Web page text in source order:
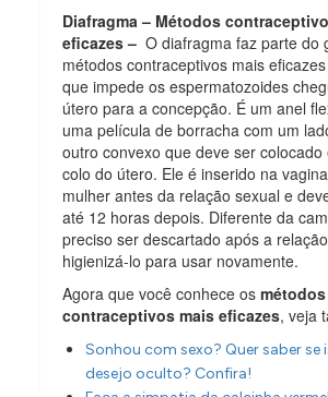
Diafragma – Métodos
eficazes – O diafragma faz parte do
métodos contraceptivos mais
que impede os espermatozoides
útero para a concepção. É um anel
uma película de borracha com um
outro convexo que deve ser colocado
colo do útero. Ele é inserido na
mulher antes da relação sexual e
até 12 horas depois. Diferente da
preciso ser descartado após a
higienizá-lo para usar novamente.
Agora que você conhece os métodos
contraceptivos mais eficazes, veja
Sonhou com sexo? Quer saber se
desejo oculto? Confira!